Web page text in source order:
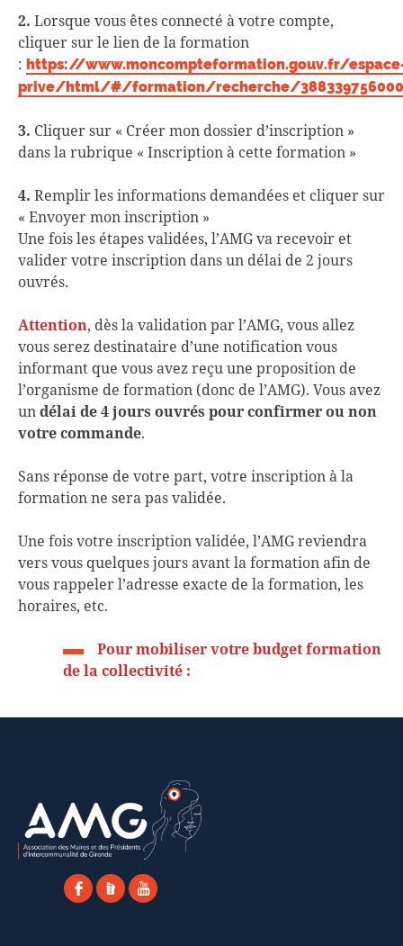
2. Lorsque vous êtes connecté à votre compte,
cliquer sur le lien de la formation
: https://www.moncompteformation.gouv.fr/
prive/html/#/formation/recherche/
3. Cliquer sur « Créer mon dossier d’inscription »
dans la rubrique « Inscription à cette formation »
4. Remplir les informations demandées et cliquer sur
« Envoyer mon inscription »
Une fois les étapes validées, l’AMG va recevoir et
valider votre inscription dans un délai de 2 jours
ouvrés.
Attention, dès la validation par l’AMG, vous allez
vous serez destinataire d’une notification vous
informant que vous avez reçu une proposition de
l’organisme de formation (donc de l’AMG). Vous avez
undélai de 4 jours ouvrés pour confirmer ou non
votre commande.
Sans réponse de votre part, votre inscription à la
formation ne sera pas validée.
Une fois votre inscription validée, l’AMG reviendra
vers vous quelques jours avant la formation afin de
vous rappeler l’adresse exacte de la formation, les
horaires, etc.
Pour mobiliser votre budget formation
de la collectivité :